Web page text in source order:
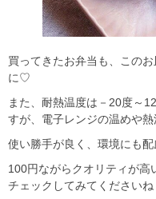
買ってきたお弁当も、この
に♡
また、耐熱温度は－20度～
すが、電子レンジの温めや熱
使い勝手が良く、環境にも
100円ながらクオリティが高
チェックしてみてくださいね